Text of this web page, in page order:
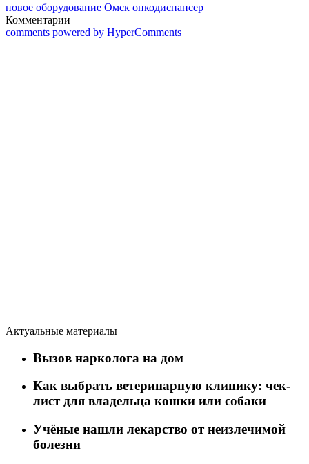
новое оборудование Омск онкодиспансер
Комментарии
comments powered by HyperComments
Актуальные материалы
Вызов нарколога на дом
Как выбрать ветеринарную клинику: чек-
лист для владельца кошки или собаки
Учёные нашли лекарство от неизлечимой
болезни